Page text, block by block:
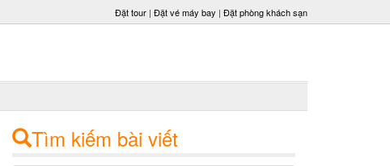
Đặt tour | Đặt vé máy bay | Đặt phòng khách sạn
Tìm kiếm bài viết